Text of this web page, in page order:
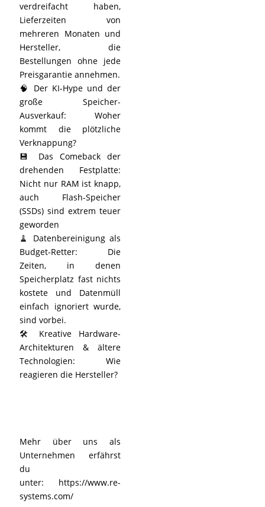
verdreifacht haben,
Lieferzeiten von
mehreren Monaten und
Hersteller, die
Bestellungen ohne jede
Preisgarantie annehmen.
🧠 Der KI-Hype und der
große Speicher-
Ausverkauf: Woher
kommt die plötzliche
Verknappung?
💾 Das Comeback der
drehenden Festplatte:
Nicht nur RAM ist knapp,
auch Flash-Speicher
(SSDs) sind extrem teuer
geworden
🧹 Datenbereinigung als
Budget-Retter: Die
Zeiten, in denen
Speicherplatz fast nichts
kostete und Datenmüll
einfach ignoriert wurde,
sind vorbei.
🛠️ Kreative Hardware-
Architekturen & ältere
Technologien: Wie
reagieren die Hersteller?
Mehr über uns als
Unternehmen erfährst
du
unter: https://www.re-
systems.com/